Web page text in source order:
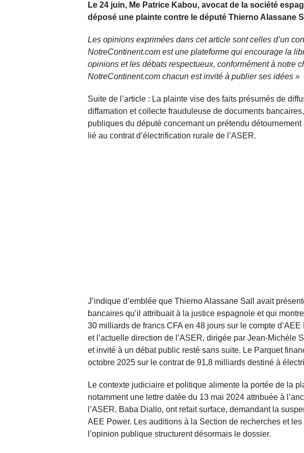
Le 24 juin, Me Patrice Kabou, avocat de la société
déposé une plainte contre le député Thierno Alassane
Les opinions exprimées dans cet article sont celles d’un
NotreContinent.com est une plateforme qui encourage la
opinions et les débats respectueux, conformément à notre
NotreContinent.com chacun est invité à publier ses idées »
Suite de l’article : La plainte vise des faits présumés de
diffamation et collecte frauduleuse de documents
publiques du député concernant un prétendu
lié au contrat d’électrification rurale de l’ASER.
J’indique d’emblée que Thierno Alassane Sall avait
bancaires qu’il attribuait à la justice espagnole et qui
30 milliards de francs CFA en 48 jours sur le compte
et l’actuelle direction de l’ASER, dirigée par Jean-Michèle
et invité à un débat public resté sans suite. Le Parquet
octobre 2025 sur le contrat de 91,8 milliards destiné à
Le contexte judiciaire et politique alimente la portée de la
notamment une lettre datée du 13 mai 2024 attribuée à
l’ASER, Baba Diallo, ont refait surface, demandant la
AEE Power. Les auditions à la Section de recherches et
l’opinion publique structurent désormais le dossier.